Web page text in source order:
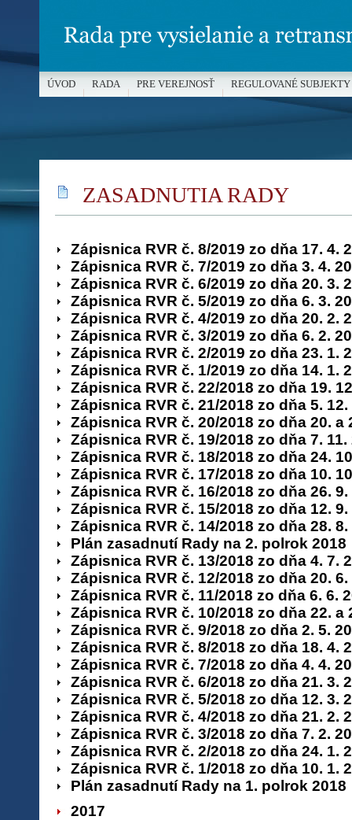
ZASADNUTIA RADY
Zápisnica RVR č. 8/2019 zo dňa 17. 4.
Zápisnica RVR č. 7/2019 zo dňa 3. 4.
Zápisnica RVR č. 6/2019 zo dňa 20. 3.
Zápisnica RVR č. 5/2019 zo dňa 6. 3.
Zápisnica RVR č. 4/2019 zo dňa 20. 2.
Zápisnica RVR č. 3/2019 zo dňa 6. 2.
Zápisnica RVR č. 2/2019 zo dňa 23. 1.
Zápisnica RVR č. 1/2019 zo dňa 14. 1.
Zápisnica RVR č. 22/2018 zo dňa 19.
Zápisnica RVR č. 21/2018 zo dňa 5. 12.
Zápisnica RVR č. 20/2018 zo dňa 20. a
Zápisnica RVR č. 19/2018 zo dňa 7. 11.
Zápisnica RVR č. 18/2018 zo dňa 24.
Zápisnica RVR č. 17/2018 zo dňa 10.
Zápisnica RVR č. 16/2018 zo dňa 26. 9.
Zápisnica RVR č. 15/2018 zo dňa 12. 9.
Zápisnica RVR č. 14/2018 zo dňa 28. 8.
Plán zasadnutí Rady na 2. polrok 2018
Zápisnica RVR č. 13/2018 zo dňa 4. 7.
Zápisnica RVR č. 12/2018 zo dňa 20. 6.
Zápisnica RVR č. 11/2018 zo dňa 6. 6.
Zápisnica RVR č. 10/2018 zo dňa 22. a
Zápisnica RVR č. 9/2018 zo dňa 2. 5.
Zápisnica RVR č. 8/2018 zo dňa 18. 4.
Zápisnica RVR č. 7/2018 zo dňa 4. 4.
Zápisnica RVR č. 6/2018 zo dňa 21. 3.
Zápisnica RVR č. 5/2018 zo dňa 12. 3.
Zápisnica RVR č. 4/2018 zo dňa 21. 2.
Zápisnica RVR č. 3/2018 zo dňa 7. 2.
Zápisnica RVR č. 2/2018 zo dňa 24. 1.
Zápisnica RVR č. 1/2018 zo dňa 10. 1.
Plán zasadnutí Rady na 1. polrok 2018
2017
ÚVOD RADA PRE VEREJNOSŤ REGULOVANÉ SUBJEKTY